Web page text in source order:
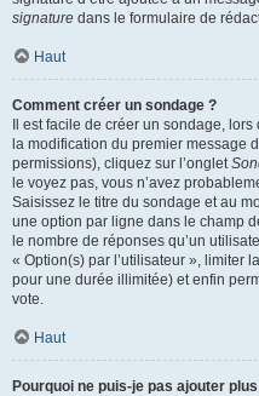
signature dans le formulaire de
Haut
Comment créer un sondage ?
Il est facile de créer un sondage,
la modification du premier message
permissions), cliquez sur l’onglet
le voyez pas, vous n’avez
Saisissez le titre du sondage et au
une option par ligne dans le champ
le nombre de réponses qu’un
« Option(s) par l’utilisateur », limiter
pour une durée illimitée) et enfin
vote.
Haut
Pourquoi ne puis-je pas ajouter